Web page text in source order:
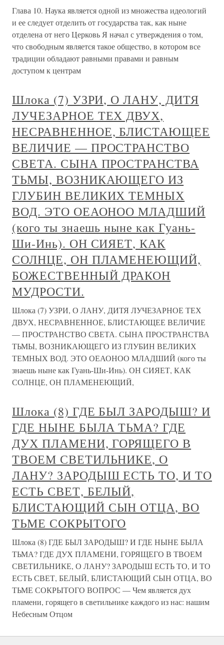
Глава 10. Наука является одной из множества идеологий
и ее следует отделить от государства так, как ныне
отделена от него Церковь Я начал с утверждения о том,
что свободным является такое общество, в котором все
традиции обладают равными правами и равным
доступом к центрам
Шлока (7) УЗРИ, О ЛАНУ, ДИТЯ
ЛУЧЕЗАРНОЕ ТЕХ ДВУХ,
НЕСРАВНЕННОЕ, БЛИСТАЮЩЕЕ
ВЕЛИЧИЕ — ПРОСТРАНСТВО
СВЕТА. СЫНА ПРОСТРАНСТВА
ТЬМЫ, ВОЗНИКАЮЩЕГО ИЗ
ГЛУБИН ВЕЛИКИХ ТЕМНЫХ
ВОД. ЭТО ОЕАОНОО МЛАДШИЙ
(кого ты знаешь ныне как Гуань-
Ши-Инь). ОН СИЯЕТ, КАК
СОЛНЦЕ, ОН ПЛАМЕНЕЮЩИЙ,
БОЖЕСТВЕННЫЙ ДРАКОН
МУДРОСТИ.
Шлока (7) УЗРИ, О ЛАНУ, ДИТЯ ЛУЧЕЗАРНОЕ ТЕХ
ДВУХ, НЕСРАВНЕННОЕ, БЛИСТАЮЩЕЕ ВЕЛИЧИЕ
— ПРОСТРАНСТВО СВЕТА. СЫНА ПРОСТРАНСТВА
ТЬМЫ, ВОЗНИКАЮЩЕГО ИЗ ГЛУБИН ВЕЛИКИХ
ТЕМНЫХ ВОД. ЭТО ОЕАОНОО МЛАДШИЙ (кого ты
знаешь ныне как Гуань-Ши-Инь). ОН СИЯЕТ, КАК
СОЛНЦЕ, ОН ПЛАМЕНЕЮЩИЙ,
Шлока (8) ГДЕ БЫЛ ЗАРОДЫШ? И
ГДЕ НЫНЕ БЫЛА ТЬМА? ГДЕ
ДУХ ПЛАМЕНИ, ГОРЯЩЕГО В
ТВОЕМ СВЕТИЛЬНИКЕ, О
ЛАНУ? ЗАРОДЫШ ЕСТЬ ТО, И ТО
ЕСТЬ СВЕТ, БЕЛЫЙ,
БЛИСТАЮЩИЙ СЫН ОТЦА, ВО
ТЬМЕ СОКРЫТОГО
Шлока (8) ГДЕ БЫЛ ЗАРОДЫШ? И ГДЕ НЫНЕ БЫЛА
ТЬМА? ГДЕ ДУХ ПЛАМЕНИ, ГОРЯЩЕГО В ТВОЕМ
СВЕТИЛЬНИКЕ, О ЛАНУ? ЗАРОДЫШ ЕСТЬ ТО, И ТО
ЕСТЬ СВЕТ, БЕЛЫЙ, БЛИСТАЮЩИЙ СЫН ОТЦА, ВО
ТЬМЕ СОКРЫТОГО ВОПРОС — Чем является дух
пламени, горящего в светильнике каждого из нас: нашим
Небесным Отцом